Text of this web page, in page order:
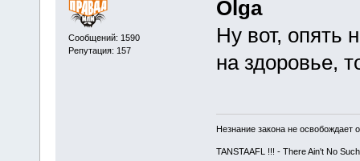
Сообщений: 1590
Репутация: 157
Olga
Ну вот, опять
на здоровье,
Незнание закона не освобождает
TANSTAAFL !!! - There Ain't No